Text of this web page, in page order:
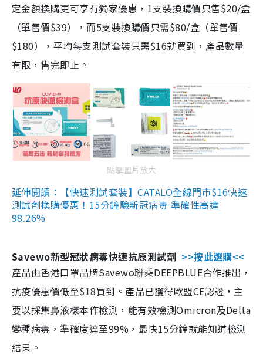
定金額換購更可享有獨家優惠，1支裝換購價只售$20/盒
（單售價$39），而5支裝換購價只需$80/盒（單售價
$180），平均每支測試套裝只需$16就買到，產品數量
有限，售完即止。
點擊圖片放大
延伸閱讀：【快速測試套裝】CATALO全線門市$16快速
測試劑換購優惠！15分鐘驗新冠病毒 準確性高達
98.26%
Savewo新型冠狀病毒快速抗原測試劑 >>按此選購<<
產品由香港口罩品牌Savewo聯乘DEEPBLUE合作推出，
抗疫優惠價低至$18買到。產品已獲得歐盟CE認證，主
要以採集鼻液樣本作檢測，能有效檢測Omicron及Delta
變種病毒，準確度達至99%，最快15分鐘就能知道檢測
結果。